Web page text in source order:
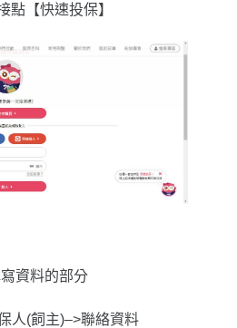
點【快速投保】
資料的部分
人(飼主)–>聯絡資料